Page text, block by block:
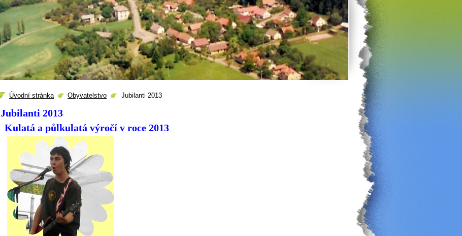
Úvodní stránka Obyvatelstvo Jubilanti 2013
Jubilanti 2013
Kulatá a půlkulatá výročí v roce 2013